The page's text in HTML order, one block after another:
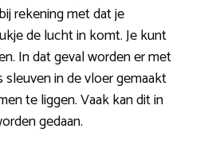
rekening met dat je
de lucht in komt. Je kunt
In dat geval worden er met
in de vloer gemaakt
te liggen. Vaak kan dit in
gedaan.